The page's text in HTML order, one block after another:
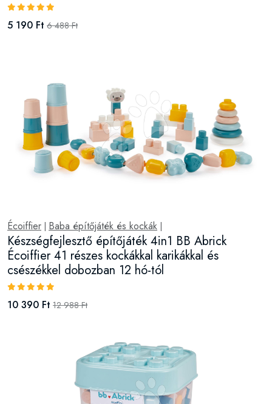
5 190 Ft 6 488 Ft
Écoiffier Baba építőjáték és kockák
Készségfejlesztő építőjáték 4in1 BB Abrick
Écoiffier 41 részes kockákkal karikákkal és
csészékkel dobozban 12 hó-tól
10 390 Ft 12 988 Ft